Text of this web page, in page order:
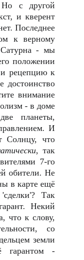
с другой
и кверент
Последнее
к верному
Сатурна - мы
положении
рецепцию к
достоинство
внимание
- в доме
планеты,
И
Солнцу, что
, так
7-го
обители. Не
в карте ещё
Так
Некий
что к слову,
со
земли
гарантом -